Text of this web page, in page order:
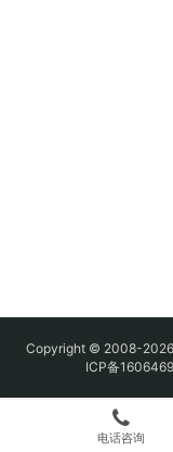
Copyright © 2008-2026
ICP备
电话咨询